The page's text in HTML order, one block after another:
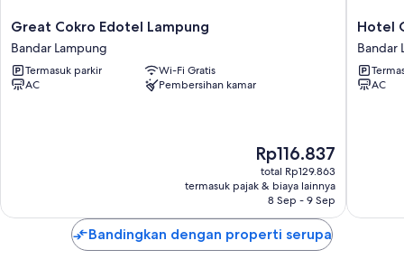
Great
Cokro
Edotel
Lampung
Bandar
Great Cokro Edotel Lampung
Bandar Lampung
Termasuk parkir
Wi-Fi Gratis
AC
Pembersihan kamar
Harga
sekarang
Rp116.837
Rp116.837
total Rp129.863
termasuk pajak & biaya lainnya
8 Sep - 9 Sep
Hotel
O
Guest
House
Amanda
Hotel
Bandar
AC
Bandingkan dengan properti serupa